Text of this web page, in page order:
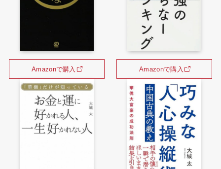
Amazonで購入 Amazonで購入